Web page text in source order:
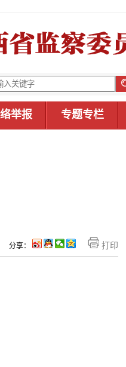
举报 专题专栏
打印
分享：